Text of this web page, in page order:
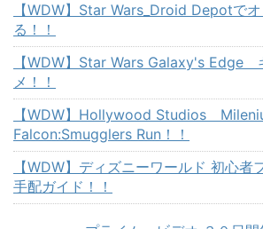
【WDW】Star Wars_Droid Depotで
る！！
【WDW】Star Wars Galaxy's Edge
メ！！
【WDW】Hollywood Studios
Falcon:Smugglers Run！！
【WDW】ディズニーワールド 初心者
手配ガイド！！